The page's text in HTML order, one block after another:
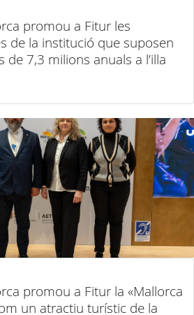
promou a Fitur les
de la institució que suposen
7,3 milions anuals a l’illa
promou a Fitur la «Mallorca
un atractiu turístic de la